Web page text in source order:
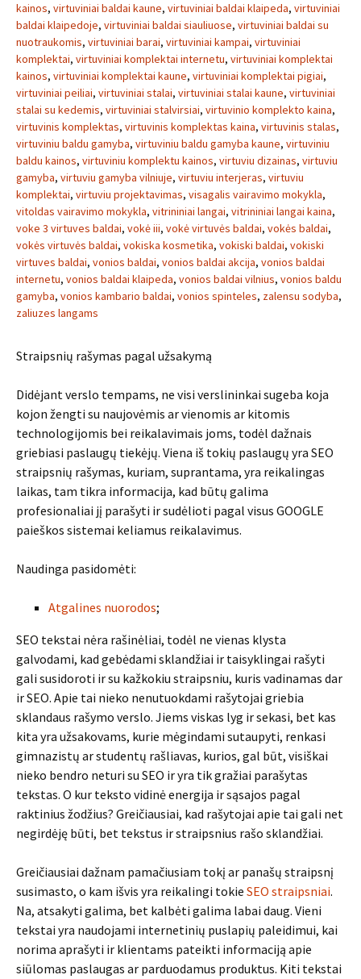
kainos, virtuviniai baldai kaune, virtuviniai baldai klaipeda, virtuviniai
baldai klaipedoje, virtuviniai baldai siauliuose, virtuviniai baldai su
nuotraukomis, virtuviniai barai, virtuviniai kampai, virtuviniai
komplektai, virtuviniai komplektai internetu, virtuviniai komplektai
kainos, virtuviniai komplektai kaune, virtuviniai komplektai pigiai,
virtuviniai peiliai, virtuviniai stalai, virtuviniai stalai kaune, virtuviniai
stalai su kedemis, virtuviniai stalvirsiai, virtuvinio komplekto kaina,
virtuvinis komplektas, virtuvinis komplektas kaina, virtuvinis stalas,
virtuviniu baldu gamyba, virtuviniu baldu gamyba kaune, virtuviniu
baldu kainos, virtuviniu komplektu kainos, virtuviu dizainas, virtuviu
gamyba, virtuviu gamyba vilniuje, virtuviu interjeras, virtuviu
komplektai, virtuviu projektavimas, visagalis vairavimo mokykla,
vitoldas vairavimo mokykla, vitrininiai langai, vitrininiai langai kaina,
voke 3 virtuves baldai, vokė iii, vokė virtuvės baldai, vokės baldai,
vokės virtuvės baldai, vokiska kosmetika, vokiski baldai, vokiski
virtuves baldai, vonios baldai, vonios baldai akcija, vonios baldai
internetu, vonios baldai klaipeda, vonios baldai vilnius, vonios baldu
gamyba, vonios kambario baldai, vonios spinteles, zalensu sodyba,
zaliuzes langams
Straipsnių rašymas pagal užsakymą
Didėjant verslo tempams, ne visi verslininkai sugeba koja
kojon žengti su naujovėmis ar vienomis ar kitomis
technologijomis bei reikalavimais joms, todėl dažnais
griebiasi paslaugų tiekėjų. Viena iš tokių paslaugų yra SEO
straipsnių rašymas, kuriam, suprantama, yra reikalingas
laikas, tam tikra informacija, kad būtų galima
profesionaliai jį parašyti ir sudėlioti pagal visus GOOGLE
paieškos sistemai keliamus reikalavimus.
Naudinga pasidomėti:
Atgalines nuorodos;
SEO tekstai nėra rašinėliai, todėl ne vienas klysta
galvodami, kad gebėdami sklandžiai ir taisyklingai rašyti
gali susidoroti ir su kažkokiu straipsniu, kuris vadinamas dar
ir SEO. Apie tai nieko nenutuokdami rašytojai griebia
sklandaus rašymo verslo. Jiems viskas lyg ir sekasi, bet kas
kita yra užsakovams, kurie mėgindami sutaupyti, renkasi
gimnazistų ar studentų rašliavas, kurios, gal būt, visiškai
nieko bendro neturi su SEO ir yra tik gražiai parašytas
tekstas. O kur teksto vidinė energija ir sąsajos pagal
raktinius žodžius? Greičiausiai, kad rašytojai apie tai gali net
negirdėję būti, bet tekstus ir straipsnius rašo sklandžiai.
Greičiausiai dažnam pamačiusiam tokį ar panašų straipsnį
susimasto, o kam išvis yra reikalingi tokie SEO straipsniai.
Na, atsakyti galima, bet kalbėti galima labai daug. Vieni
tekstai yra naudojami internetinių puslapių paleidimui, kai
norima aprašyti ir klientams pateikti informaciją apie
siūlomas paslaugas ar parduodamus produktus. Kiti tekstai